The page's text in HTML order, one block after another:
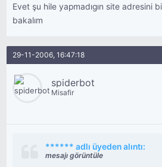
Evet şu hile yapmadıgın site adresini
bakalım
29-11-2006, 16:47:18
spiderbot
Misafir
****** adlı üyeden alıntı:
mesajı görüntüle